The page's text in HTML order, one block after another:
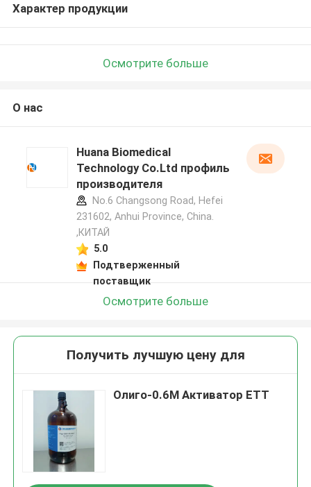
Характер продукции
Осмотрите больше
О нас
Huana Biomedical
Technology Co.Ltd профиль
производителя
No.6 Changsong Road, Hefei
231602, Anhui Province, China.
,КИТАЙ
5.0
Подтверженный
поставщик
Осмотрите больше
Получить лучшую цену для
Олиго-0.6M Активатор ETT